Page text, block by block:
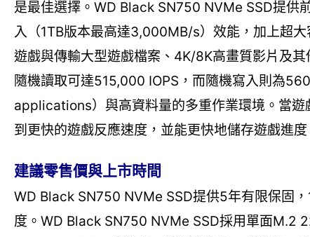
是最佳選擇。WD Black SN750 NVMe SSD提供
入（1TB版本最高達3,000MB/s）效能，加上超
遊戲與傳輸大型遊戲檔案、4K/8K高畫質影片及
隨機讀取可達515,000 IOPS，而隨機寫入則為
applications）與高資料量的多重作業環境。當
到更快的遊戲反應速度，並能更快地儲存遊戲進度
建議零售價與上市時間
WD Black SN750 NVMe SSD提供5年有限保固
度。WD Black SN750 NVMe SSD採用單面M.2